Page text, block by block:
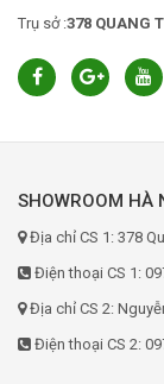
Trụ sở :378 QUANG
SHOWROOM HÀ
Địa chỉ CS 1: 378
Điện thoại CS 1:
Địa chỉ CS 2:
Điện thoại CS 2: